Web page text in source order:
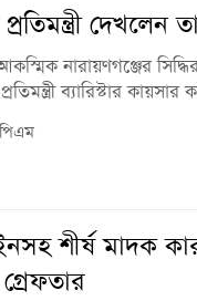
দেখলেন
নারায়ণগঞ্জের
ব্যারিস্টার
শীর্ষ মাদক